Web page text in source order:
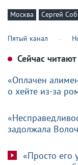
Москва Сергей
Пятый канал
Сейчас читают
«Оплачен
о хейте из-за
задолжала
«Просто его